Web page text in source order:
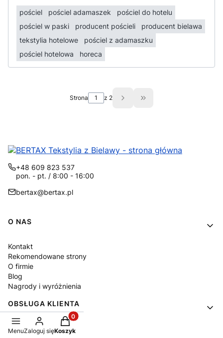
pościel pościel adamaszek
pościel do hotelu
pościel w paski
producent pościeli
producent bielawa
tekstylia hotelowe
pościel z adamaszku
pościel hotelowa
horeca
Strona z 2 Przejdź do ostatniej
+48 609 823 537
pon. - pt. / 8:00 - 16:00
bertax@bertax.pl
Linki w stopce
O NAS
Kontakt
Rekomendowane strony
O firmie
Blog
Nagrody i wyróżnienia
OBSŁUGA KLIENTA
Metody płatności
MenuZaloguj się
Produkty w koszyku: 0. Zobacz szczegóły
Koszyk